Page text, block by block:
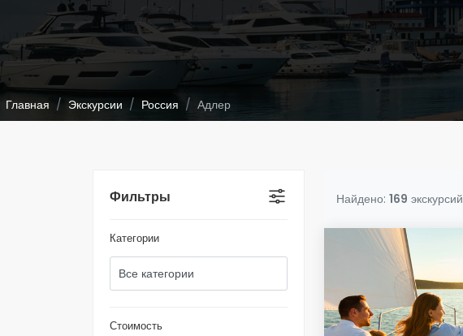
Главная Экскурсии Россия Адлер
Фильтры
Категории
Стоимость
Найдено: 169 экскурсий